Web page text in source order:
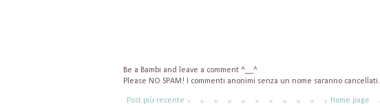
Be a Bambi and leave a comment ^__^
Please NO SPAM! I commenti anonimi senza un nome saranno cancellati.
Post più recente Home page